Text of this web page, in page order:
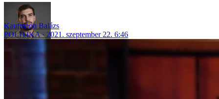
Kaufmann Balázs
POLITIKA
2021. szeptember 22. 6:46